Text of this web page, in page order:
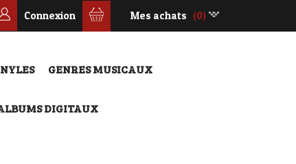
Mes achats (0)
Connexion
GENRES MUSICAUX
DIGITAUX